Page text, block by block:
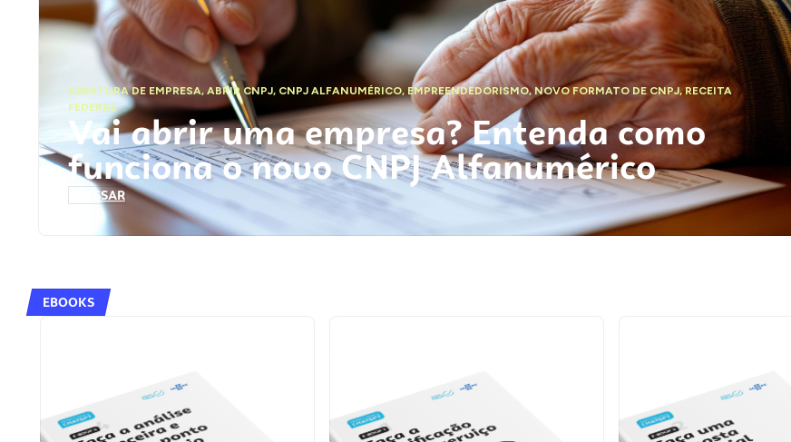
ABERTURA DE EMPRESA,ABRIR CNPJ, CNPJ ALFANUMÉRICO, EMPREENDEDORISMO,NOVO FORMATO DE CNPJ,RECEITA
FEDERAL
Vai abrir uma empresa? Entenda como
funciona o novo CNPJ Alfanumérico
ACESSAR
EBOOKS